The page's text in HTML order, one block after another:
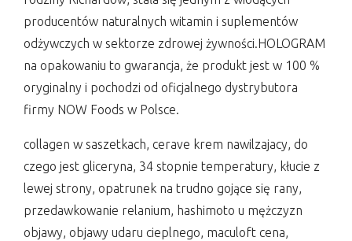
producentów naturalnych witamin i suplementów
odżywczych w sektorze zdrowej żywności.HOLOGRAM
na opakowaniu to gwarancja, że produkt jest w 100 %
oryginalny i pochodzi od oficjalnego dystrybutora
firmy NOW Foods w Polsce.
collagen w saszetkach, cerave krem nawilzajacy, do
czego jest gliceryna, 34 stopnie temperatury, kłucie z
lewej strony, opatrunek na trudno gojące się rany,
przedawkowanie relanium, hashimoto u mężczyzn
objawy, objawy udaru cieplnego, maculoft cena,